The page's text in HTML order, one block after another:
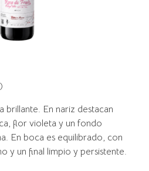
En nariz destacan
flor violeta y un fondo
En boca es equilibrado, con
y un final limpio y persistente.